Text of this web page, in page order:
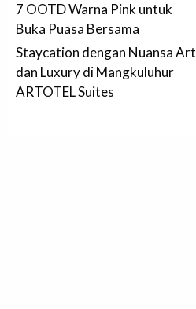
7 OOTD Warna Pink untuk
Buka Puasa Bersama
Staycation dengan Nuansa Art
dan Luxury di Mangkuluhur
ARTOTEL Suites